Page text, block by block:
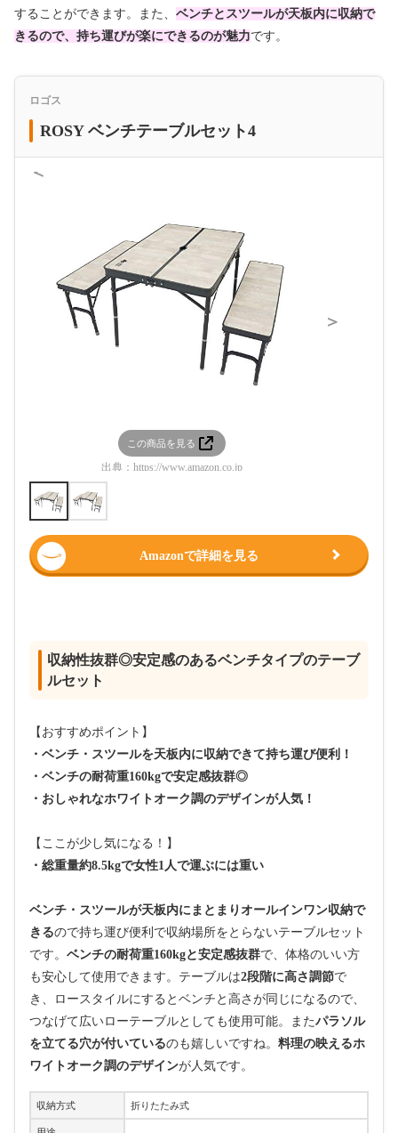
することができます。また、 ベンチとスツールが天板内に収納で
きるので、持ち運びが楽にできるのが魅力です。
ロゴス
ROSY ベンチテーブルセット4
＜
この商品を見る
出典： https://www.amazon.co.jp
＞
Amazonで詳細を見る
収納性抜群◎安定感のあるベンチタイプのテーブ
ルセット
【おすすめポイント】
・ベンチ・スツールを天板内に収納できて持ち運び便利！
・ベンチの耐荷重160kgで安定感抜群◎
・おしゃれなホワイトオーク調のデザインが人気！
【ここが少し気になる！】
・総重量約8.5kgで女性1人で運ぶには重い
ベンチ・スツールが天板内にまとまりオールインワン収納で
きるので持ち運び便利で収納場所をとらないテーブルセット
です。 ベンチの耐荷重160kgと安定感抜群で、体格のいい方
も安心して使用できます。テーブルは2段階に高さ調節で
き、ロースタイルにするとベンチと高さが同じになるので、
つなげて広いローテーブルとしても使用可能。またパラソル
を立てる穴が付いているのも嬉しいですね。 料理の映えるホ
ワイトオーク調のデザインが人気です。
収納方式 折りたたみ式